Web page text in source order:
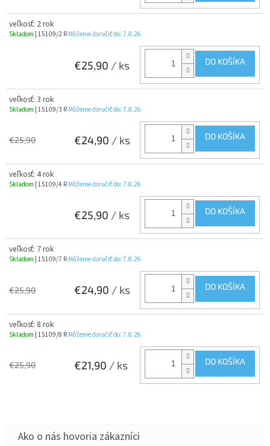
veľkosť: 2 rok
Skladom | 15109/2 R Môžeme doručiť do: 7.8.26
€25,90 / ks DO KOŠÍKA
veľkosť: 3 rok
Skladom | 15109/3 R Môžeme doručiť do: 7.8.26
€25,90 €24,90 / ks DO KOŠÍKA
veľkosť: 4 rok
Skladom | 15109/4 R Môžeme doručiť do: 7.8.26
€25,90 / ks DO KOŠÍKA
veľkosť: 7 rok
Skladom | 15109/7 R Môžeme doručiť do: 7.8.26
€25,90 €24,90 / ks DO KOŠÍKA
veľkosť: 8 rok
Skladom | 15109/8 R Môžeme doručiť do: 7.8.26
€25,90 €21,90 / ks DO KOŠÍKA